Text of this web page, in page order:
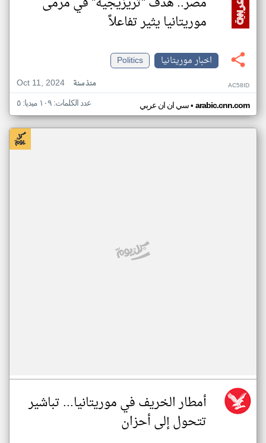
موريتانيا يثير تفاعلاً
اخبار موريتانيا
Politics
Oct 11, 2024
منذ سنة AC58ID
سي ان ان عربي• arabic.cnn.com عدد الكلمات: ١٠٩ ميديا: ٥
أمطار الخريف في موريتانيا... تباشير
تتحول إلى أحزان